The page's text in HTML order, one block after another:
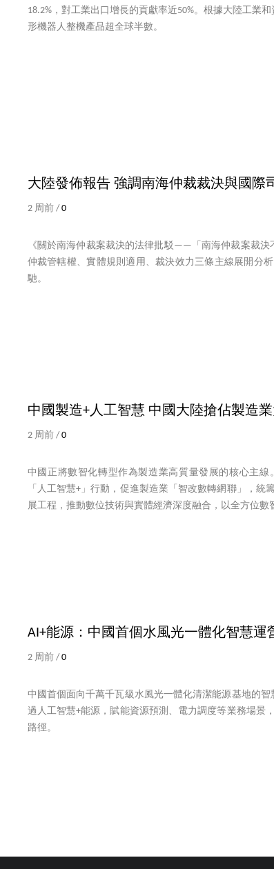
18.2%，對工業出口增長的貢獻率近50%。根據大陸工業
形機器人整機產品超全球半數。
大陸發佈報告 強調南海仲裁裁決與國際
2 周前 / 0
《關於南海仲裁案裁決的法律批駁——「南海仲裁案裁決
仲裁管轄權、實體規則適用、裁決效力三條主線展開分
馳。
中國製造+人工智慧 中國大陸搶佔製造
2 周前 / 0
中國正將數智化轉型作為製造業高質量發展的核心主
「人工智慧+」行動，促進製造業「智改數轉網聯」，統
展工程，推動數位技術與實體經濟深度融合，以全方位數
AI+能源：中國首個水風光一體化智慧運
2 周前 /0
中國首個面向千萬千瓦級水風光一體化清潔能源基地的
過人工智慧+能源，賦能資源預測、電力調度等業務場景
路徑。